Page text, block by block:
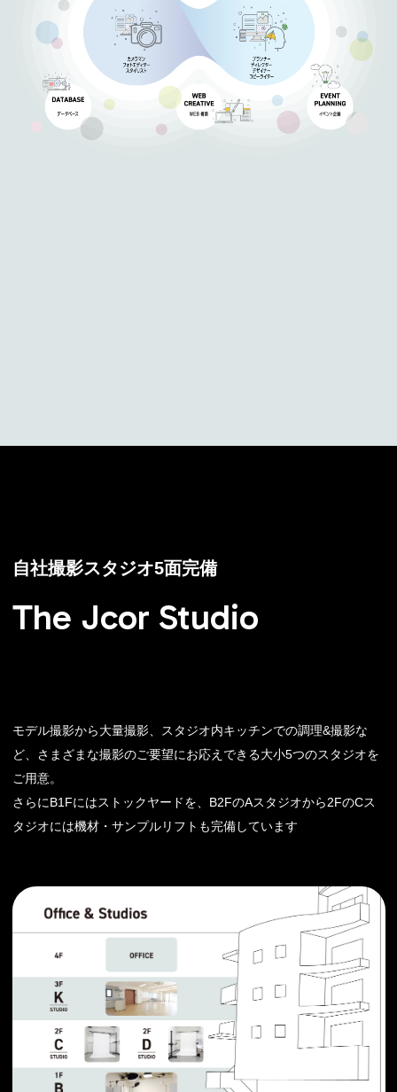
自社撮影スタジオ5面完備
The Jcor Studio
モデル撮影から大量撮影、スタジオ内キッチンでの調理&撮影な
ど、さまざまな撮影のご要望にお応えできる大小5つのスタジオを
ご用意。
さらにB1Fにはストックヤードを、B2FのAスタジオから2FのCス
タジオには機材・サンプルリフトも完備しています